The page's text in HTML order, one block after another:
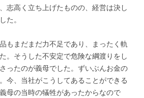
志高く立ち上げたものの、経営は決し
た。
もまだまだ力不足であり、まったく軌
。そうした不安定で危険な綱渡りをし
ったのが義母でした。ずいぶんお金の
今、当社がこうしてあることができる
母の当時の犠牲があったからなので